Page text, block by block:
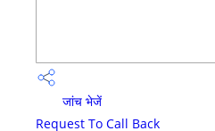
जांच भेजें
Request To Call Back